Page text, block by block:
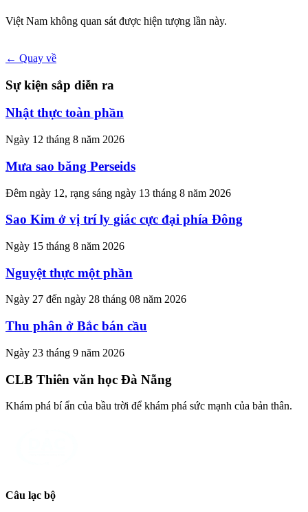
Việt Nam không quan sát được hiện tượng lần này.
← Quay về
Sự kiện sắp diễn ra
Nhật thực toàn phần
Ngày 12 tháng 8 năm 2026
Mưa sao băng Perseids
Đêm ngày 12, rạng sáng ngày 13 tháng 8 năm 2026
Sao Kim ở vị trí ly giác cực đại phía Đông
Ngày 15 tháng 8 năm 2026
Nguyệt thực một phần
Ngày 27 đến ngày 28 tháng 08 năm 2026
Thu phân ở Bắc bán cầu
Ngày 23 tháng 9 năm 2026
CLB Thiên văn học Đà Nẵng
Khám phá bí ẩn của bầu trời để khám phá sức mạnh của bản thân.
Câu lạc bộ